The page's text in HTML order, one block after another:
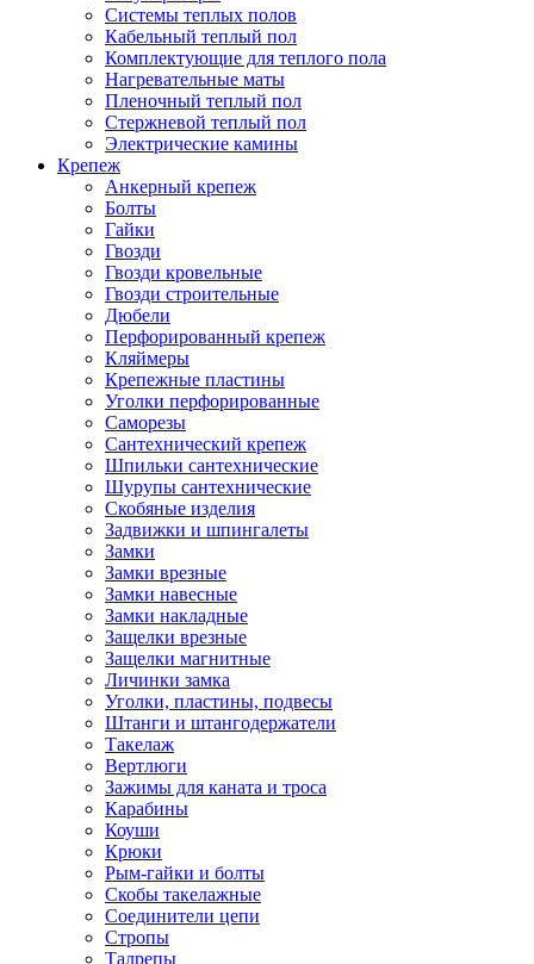
Системы теплых полов
Кабельный теплый пол
Комплектующие для теплого пола
Нагревательные маты
Пленочный теплый пол
Стержневой теплый пол
Электрические камины
Крепеж
Анкерный крепеж
Болты
Гайки
Гвозди
Гвозди кровельные
Гвозди строительные
Дюбели
Перфорированный крепеж
Кляймеры
Крепежные пластины
Уголки перфорированные
Саморезы
Сантехнический крепеж
Шпильки сантехнические
Шурупы сантехнические
Скобяные изделия
Задвижки и шпингалеты
Замки
Замки врезные
Замки навесные
Замки накладные
Защелки врезные
Защелки магнитные
Личинки замка
Уголки, пластины, подвесы
Штанги и штангодержатели
Такелаж
Вертлюги
Зажимы для каната и троса
Карабины
Коуши
Крюки
Рым-гайки и болты
Скобы такелажные
Соединители цепи
Стропы
Талрепы